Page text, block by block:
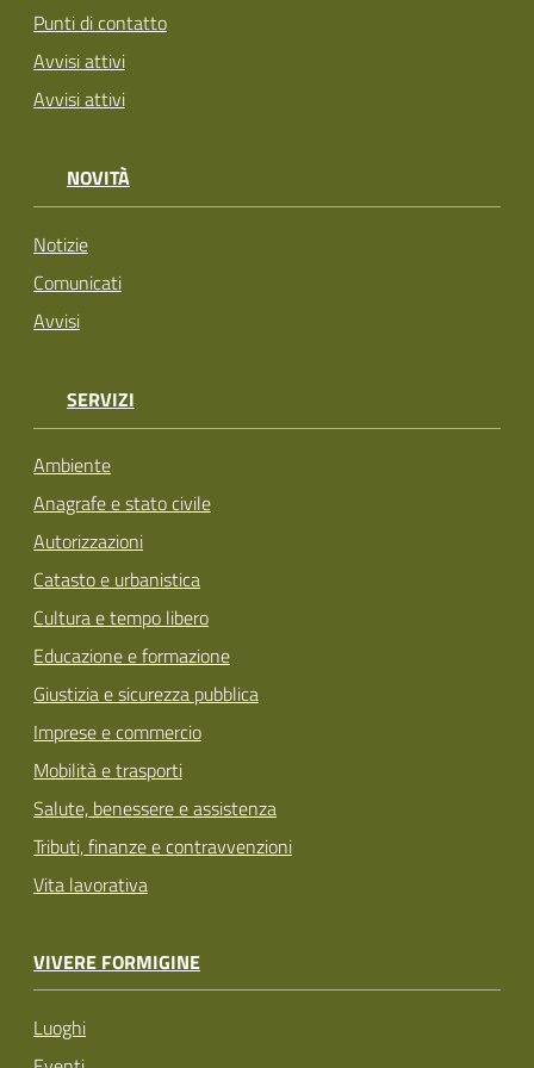
Punti di contatto
Avvisi attivi
Avvisi attivi
NOVITÀ
Notizie
Comunicati
Avvisi
SERVIZI
Ambiente
Anagrafe e stato civile
Autorizzazioni
Catasto e urbanistica
Cultura e tempo libero
Educazione e formazione
Giustizia e sicurezza pubblica
Imprese e commercio
Mobilità e trasporti
Salute, benessere e assistenza
Tributi, finanze e contravvenzioni
Vita lavorativa
VIVERE FORMIGINE
Luoghi